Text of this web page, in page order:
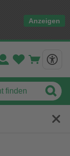
Anzeigen